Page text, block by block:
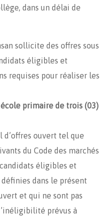
dans un délai de
sollicite des offres sous
éligibles et
requises pour réaliser les
école primaire de trois (03)
d’offres ouvert tel que
du Code des marchés
éligibles et
dans le présent
et qui ne sont pas
prévus à